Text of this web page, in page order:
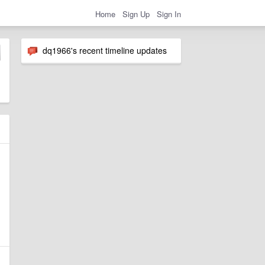
Home Sign Up Sign In
dq1966's recent timeline updates